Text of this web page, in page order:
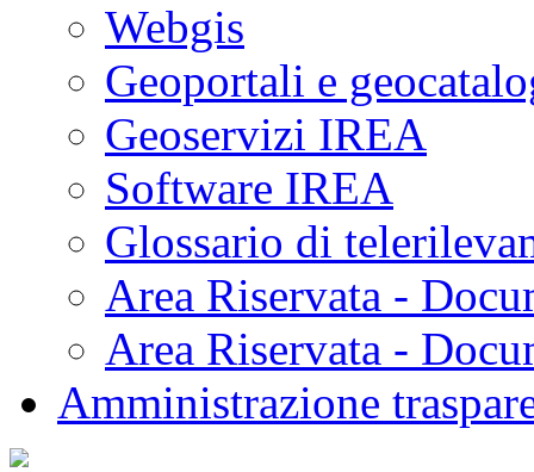
Webgis
Geoportali e
Geoservizi IREA
Software IREA
Glossario di
Area Riservata -
Area Riservata -
Amministrazione